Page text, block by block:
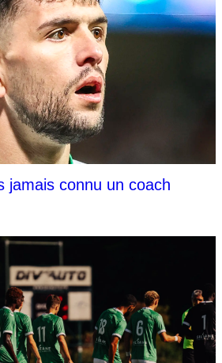
jamais connu un coach